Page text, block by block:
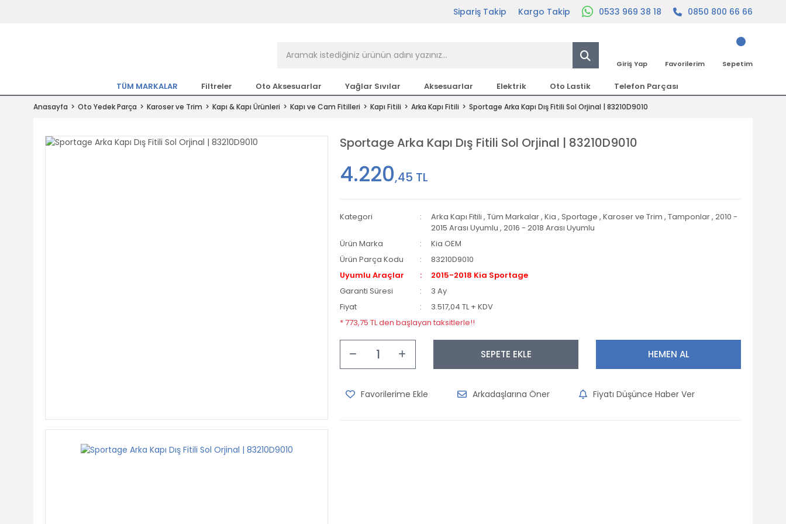
Tıkla Al, Mutlu Kal!
Sipariş Takip Kargo Takip 0533 969 38 18 0850 800 66 66
Giriş Yap Favorilerim Sepetim
TÜM MARKALAR Filtreler Oto Aksesuarlar Yağlar Sıvılar Aksesuarlar Elektrik Oto Lastik Telefon Parçası
Anasayfa Oto Yedek Parça Karoser ve Trim Kapı & Kapı Ürünleri Kapı ve Cam Fitilleri Kapı Fitili Arka Kapı Fitili Sportage Arka Kapı Dış Fitili Sol Orjinal | 83210D9010
Sportage Arka Kapı Dış Fitili Sol Orjinal | 83210D9010
4.220,45 TL
Kategori Arka Kapı Fitili ,Tüm Markalar,Kia ,Sportage ,Karoser ve Trim ,Tamponlar,2010 -
2015 Arası Uyumlu ,2016 - 2018 Arası Uyumlu
Ürün Marka
Kia OEM
Ürün Parça Kodu
83210D9010
Uyumlu Araçlar
2015-2018 Kia Sportage
Garanti Süresi
3 Ay
Fiyat
3.517,04 TL + KDV
* 773,75 TL den başlayan taksitlerle!!
SEPETE EKLE HEMEN AL
Arkadaşlarına Öner Fiyatı Düşünce Haber Ver